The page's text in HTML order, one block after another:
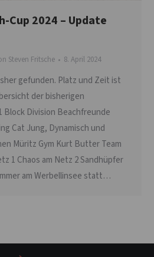
Cup 2024 – Update
Steven Fritsche 8. April 2024
gefunden. Platz und Zeit ist
der bisherigen
Block Division Beachfreunde
Cat Jung, Dynamisch und
Müritz Gym Kurt Butter Team
1 Chaos am Netz 2 Sandhüpfer
am Werbellinsee statt…